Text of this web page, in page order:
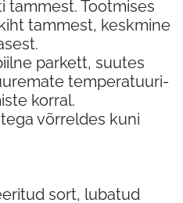
tammest. Tootmises
tammest, keskmine
parkett, suutes
temperatuuri-
korral.
võrreldes kuni
sort, lubatud